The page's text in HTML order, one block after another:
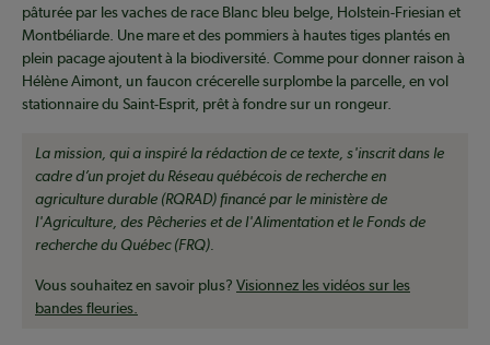
pâturée par les vaches de race Blanc bleu belge, Holstein-Friesian et
Montbéliarde. Une mare et des pommiers à hautes tiges plantés en
plein pacage ajoutent à la biodiversité. Comme pour donner raison à
Hélène Aimont, un faucon crécerelle surplombe la parcelle, en vol
stationnaire du Saint-Esprit, prêt à fondre sur un rongeur.
La mission, qui a inspiré la rédaction de ce texte, s'inscrit dans le
cadre d’un projet du Réseau québécois de recherche en
agriculture durable (RQRAD) financé par le ministère de
l'Agriculture, des Pêcheries et de l'Alimentation et le Fonds de
recherche du Québec (FRQ).
Vous souhaitez en savoir plus? Visionnez les vidéos sur les
bandes fleuries.